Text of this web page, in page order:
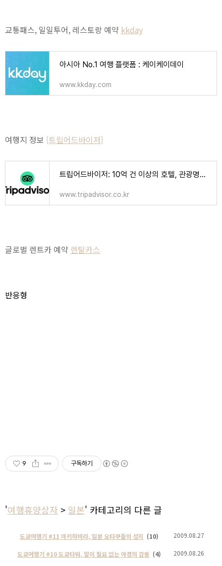
교통패스, 일일투어, 레스토랑 예약 kkday
아시아 No.1 여행 플랫폼 : 케이케이데이
www.kkday.com
여행지 정보 [트립어드바이저]
트립어드바이저: 10억 건 이상의 호텔, 관광명소, 음식점 리뷰와 포스팅이 모여드는 곳
www.tripadvisor.co.kr
글로벌 렌트카 예약 렌탈카스
반응형
9 구독하기
'여행휴양상자 > 일본' 카테고리의 다른 글
도쿄여행기 #11 아키하바라, 일본 오타쿠들의 성지 (10) 2009.08.27
도쿄여행기 #10 도쿄타워, 말이 필요 없는 야경의 감동 (4) 2009.08.26